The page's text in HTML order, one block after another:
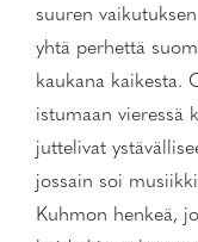
suuren
yhtä perhettä
kaukana kaikesta.
istumaan vieressä
juttelivat
jossain soi
Kuhmon henkeä,